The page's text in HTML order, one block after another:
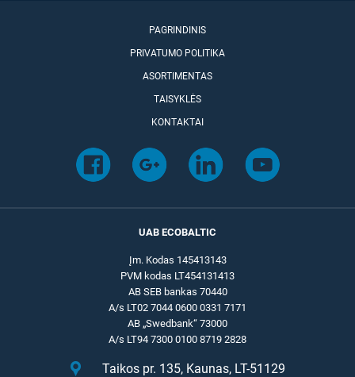
PAGRINDINIS
PRIVATUMO POLITIKA
ASORTIMENTAS
TAISYKLĖS
KONTAKTAI
UAB ECOBALTIC
Įm. Kodas 145413143
PVM kodas LT454131413
AB SEB bankas 70440
A/s LT02 7044 0600 0331 7171
AB „Swedbank“ 73000
A/s LT94 7300 0100 8719 2828
Taikos pr. 135, Kaunas, LT-51129